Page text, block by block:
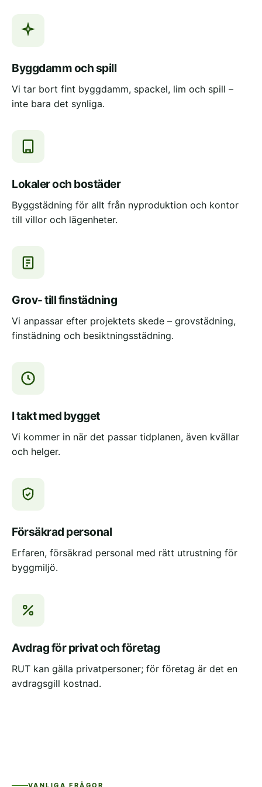
Byggdamm och spill
Vi tar bort fint byggdamm, spackel, lim och spill –
inte bara det synliga.
Lokaler och bostäder
Byggstädning för allt från nyproduktion och kontor
till villor och lägenheter.
Grov- till finstädning
Vi anpassar efter projektets skede – grovstädning,
finstädning och besiktningsstädning.
I takt med bygget
Vi kommer in när det passar tidplanen, även kvällar
och helger.
Försäkrad personal
Erfaren, försäkrad personal med rätt utrustning för
byggmiljö.
Avdrag för privat och företag
RUT kan gälla privatpersoner; för företag är det en
avdragsgill kostnad.
VANLIGA FRÅGOR